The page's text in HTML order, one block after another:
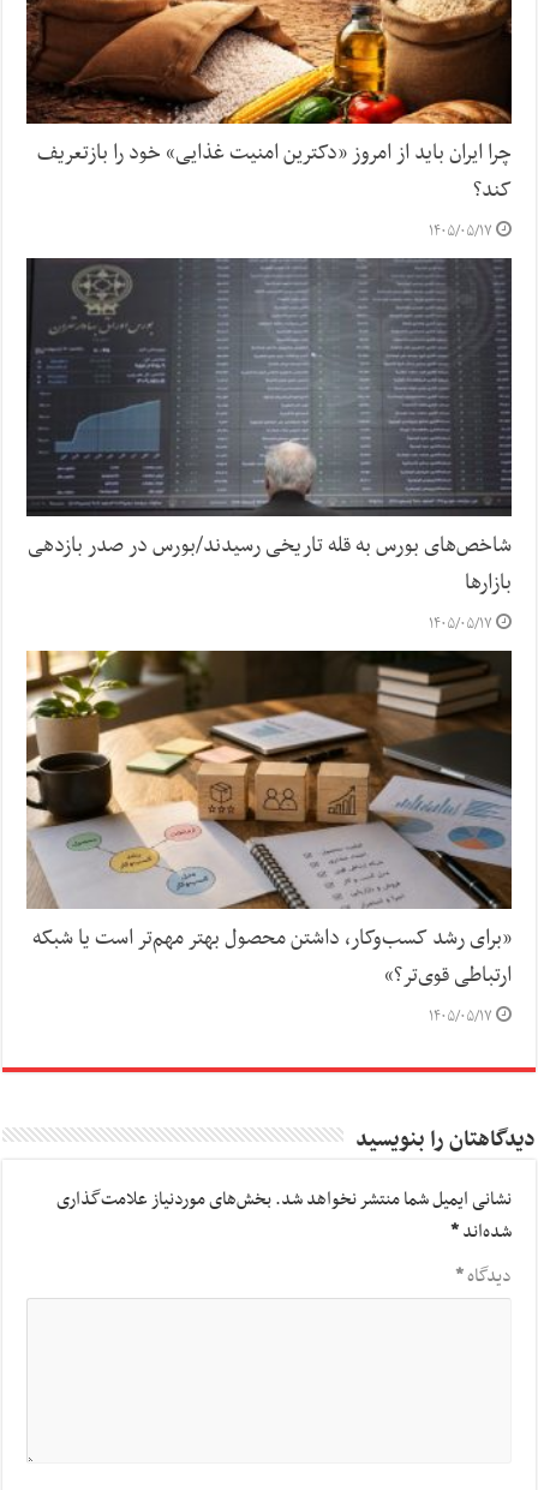
چرا ایران باید از امروز «دکترین امنیت غذایی» خود را بازتعریف
کند؟
۱۴۰۵/۰۵/۱۷
شاخص‌های بورس به قله تاریخی رسیدند/بورس در صدر بازدهی
بازارها
۱۴۰۵/۰۵/۱۷
«برای رشد کسب‌وکار، داشتن محصول بهتر مهم‌تر است یا شبکه
ارتباطی قوی‌تر؟»
۱۴۰۵/۰۵/۱۷
دیدگاهتان را بنویسید
نشانی ایمیل شما منتشر نخواهد شد.بخش‌های موردنیاز علامت‌گذاری
شده‌اند*
دیدگاه*